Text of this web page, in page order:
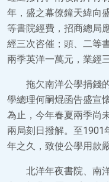
年，盛之幕僚鐘天緯向
等書院經費，招商總局
經三次咨催；頭、二等
兩季英洋一萬元，業經
拖欠南洋公學捐錢
學總理何嗣焜函告盛宣
為止，今年春夏兩季尚
兩局刻日撥解。至1901
年之久，致使公學用款
北洋年夜書院、南